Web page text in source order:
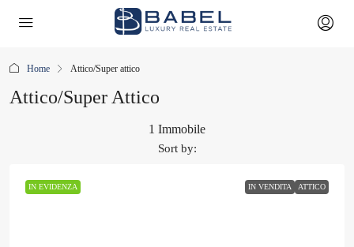
Home Attico/Super attico
Attico/Super Attico
1 Immobile
Sort by:
IN EVIDENZA IN VENDITA ATTICO